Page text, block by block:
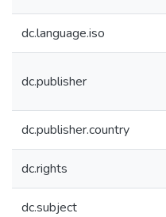
dc.language.iso
dc.publisher
dc.publisher.country
dc.rights
dc.subject